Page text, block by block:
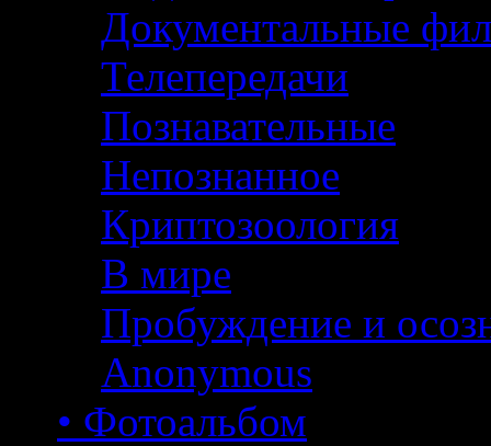
Документальные
Телепередачи
Познавательные
Непознанное
Криптозоология
В мире
Пробуждение и
Anonymous
• Фотоальбом